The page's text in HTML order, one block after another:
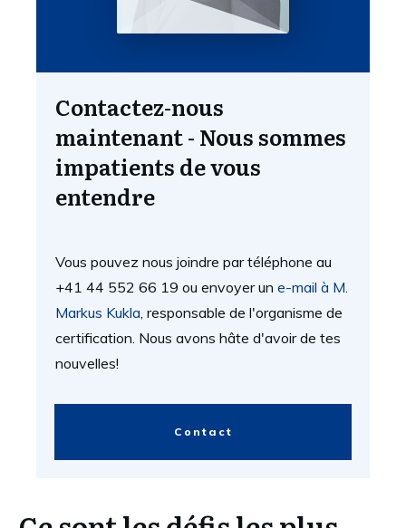
Contactez-nous
maintenant - Nous sommes
impatients de vous
entendre
Vous pouvez nous joindre par téléphone au
+41 44 552 66 19 ou envoyer un e-mail à M.
Markus Kukla , responsable de l'organisme de
certification. Nous avons hâte d'avoir de tes
nouvelles!
Contact